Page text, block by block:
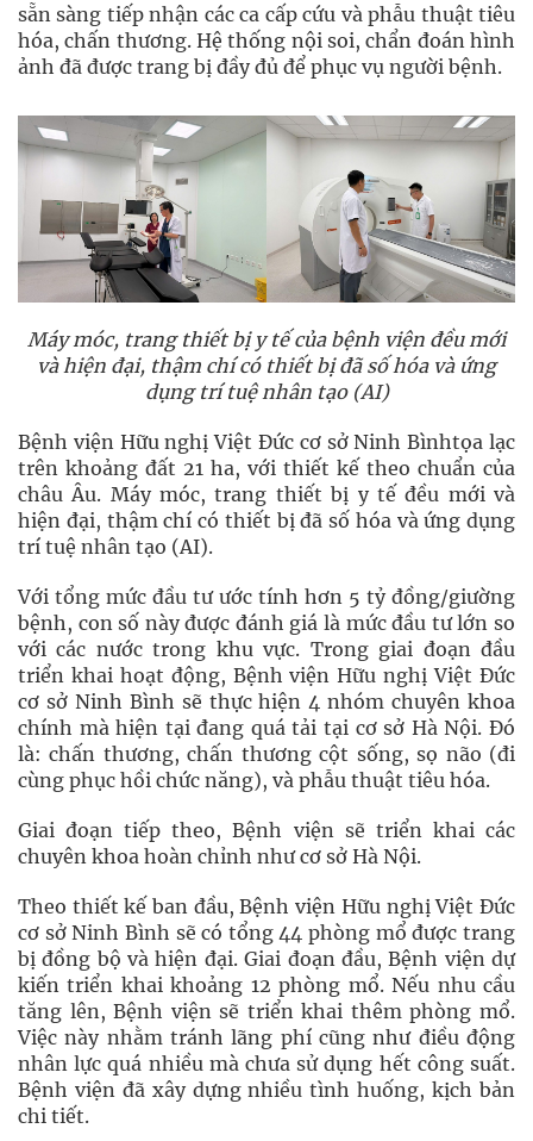
sẵn sàng tiếp nhận các ca cấp cứu và phẫu thuật tiêu
hóa, chấn thương. Hệ thống nội soi, chẩn đoán hình
ảnh đã được trang bị đầy đủ để phục vụ người bệnh.
Máy móc, trang thiết bị y tế của bệnh viện đều mới
và hiện đại, thậm chí có thiết bị đã số hóa và ứng
dụng trí tuệ nhân tạo (AI)
Bệnh viện Hữu nghị Việt Đức cơ sở Ninh Bìnhtọa lạc
trên khoảng đất 21 ha, với thiết kế theo chuẩn của
châu Âu. Máy móc, trang thiết bị y tế đều mới và
hiện đại, thậm chí có thiết bị đã số hóa và ứng dụng
trí tuệ nhân tạo (AI).
Với tổng mức đầu tư ước tính hơn 5 tỷ đồng/giường
bệnh, con số này được đánh giá là mức đầu tư lớn so
với các nước trong khu vực. Trong giai đoạn đầu
triển khai hoạt động, Bệnh viện Hữu nghị Việt Đức
cơ sở Ninh Bình sẽ thực hiện 4 nhóm chuyên khoa
chính mà hiện tại đang quá tải tại cơ sở Hà Nội. Đó
là: chấn thương, chấn thương cột sống, sọ não (đi
cùng phục hồi chức năng), và phẫu thuật tiêu hóa.
Giai đoạn tiếp theo, Bệnh viện sẽ triển khai các
chuyên khoa hoàn chỉnh như cơ sở Hà Nội.
Theo thiết kế ban đầu, Bệnh viện Hữu nghị Việt Đức
cơ sở Ninh Bình sẽ có tổng 44 phòng mổ được trang
bị đồng bộ và hiện đại. Giai đoạn đầu, Bệnh viện dự
kiến triển khai khoảng 12 phòng mổ. Nếu nhu cầu
tăng lên, Bệnh viện sẽ triển khai thêm phòng mổ.
Việc này nhằm tránh lãng phí cũng như điều động
nhân lực quá nhiều mà chưa sử dụng hết công suất.
Bệnh viện đã xây dựng nhiều tình huống, kịch bản
chi tiết.